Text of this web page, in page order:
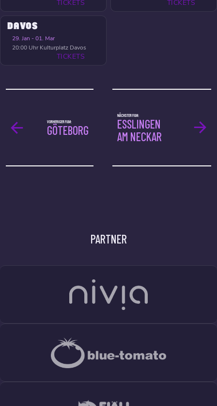
TICKETS TICKETS
DAVOS
29. Jan - 01. Mar
20:00 Uhr Kulturplatz Davos
TICKETS
NÄCHSTER FILM:
ESSLINGEN
AM NECKAR
VORHERIGER FILM:
GÖTEBORG
PARTNER